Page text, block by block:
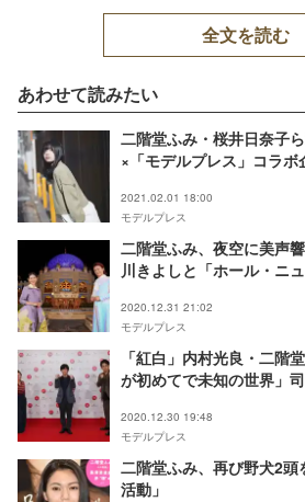
全文を読む
あわせて読みたい
二階堂ふみ・桜井日奈子
×「モデルプレス」コラボ
2021.02.01 18:00
モデルプレス
二階堂ふみ、夜空に美声
川きよしと「ホール・ニ
2020.12.31 21:02
モデルプレス
「紅白」内村光良・二階
が初めてで未知の世界」
2020.12.30 19:48
モデルプレス
二階堂ふみ、再び野犬2
活動」